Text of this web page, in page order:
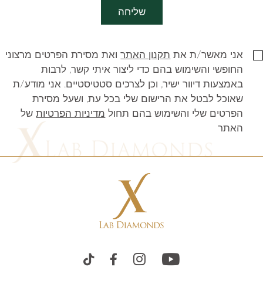
שליחה
אני מאשר/ת את תקנון האתרואת מסירת הפרטים מרצוני
החופשי והשימוש בהם כדי ליצור איתי קשר, לרבות
באמצעות דיוור ישיר, וכן לצרכים סטטיסטיים. אני מודע/ת
שאוכל לבטל את הרישום שלי בכל עת, ושעל מסירת
הפרטים שלי והשימוש בהם תחול מדיניות הפרטיותשל
האתר